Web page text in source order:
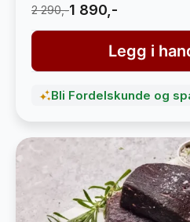
2 290,-1 890,-
Legg i
Bli Fordelskunde og